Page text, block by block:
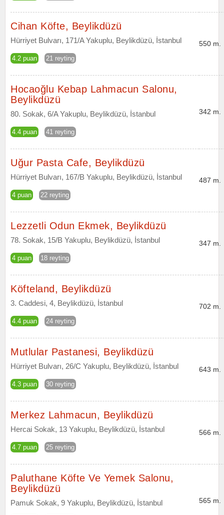
Cihan Köfte, Beylikdüzü
Hürriyet Bulvarı, 171/A Yakuplu, Beylikdüzü, İstanbul
4.2 puan 21 reyting
550 m.
Hocaoğlu Kebap Lahmacun Salonu,
Beylikdüzü
80. Sokak, 6/A Yakuplu, Beylikdüzü, İstanbul
4.4 puan 41 reyting
342 m.
Uğur Pasta Cafe, Beylikdüzü
Hürriyet Bulvarı, 167/B Yakuplu, Beylikdüzü, İstanbul
4 puan 22 reyting
487 m.
Lezzetli Odun Ekmek, Beylikdüzü
78. Sokak, 15/B Yakuplu, Beylikdüzü, İstanbul
4 puan 18 reyting
347 m.
Köfteland, Beylikdüzü
3. Caddesi, 4, Beylikdüzü, İstanbul
4.4 puan 24 reyting
702 m.
Mutlular Pastanesi, Beylikdüzü
Hürriyet Bulvarı, 26/C Yakuplu, Beylikdüzü, İstanbul
4.3 puan 30 reyting
643 m.
Merkez Lahmacun, Beylikdüzü
Hercai Sokak, 13 Yakuplu, Beylikdüzü, İstanbul
4.7 puan 25 reyting
566 m.
Paluthane Köfte Ve Yemek Salonu,
Beylikdüzü
Pamuk Sokak, 9 Yakuplu, Beylikdüzü, İstanbul 565 m.